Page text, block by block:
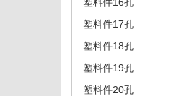
塑料件17孔
塑料件18孔
塑料件19孔
塑料件20孔